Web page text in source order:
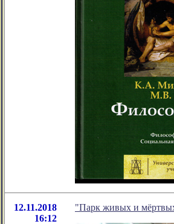
12.11.2018
16:12
"Парк живых и